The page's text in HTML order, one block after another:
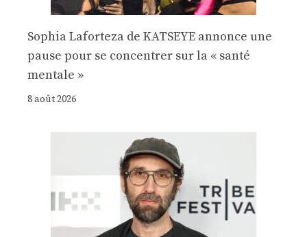
Sophia Laforteza de KATSEYE annonce une
pause pour se concentrer sur la « santé
mentale »
8 août 2026